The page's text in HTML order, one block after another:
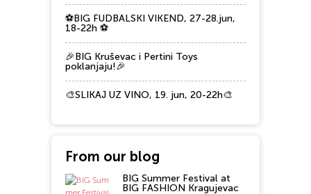
⚽BIG FUDBALSKI VIKEND, 27-28.jun,
18-22h ⚽
🎉BIG Kruševac i Pertini Toys
poklanjaju!🎉
🎨SLIKAJ UZ VINO, 19. jun, 20-22h🎨
From our blog
BIG Summer Festival at
BIG FASHION Kragujevac